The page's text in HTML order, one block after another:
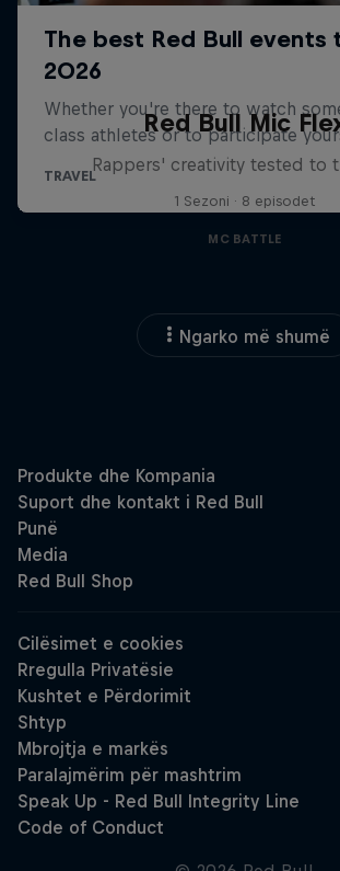
Red Bull Mic
Rappers' creativity tested to
1 Sezoni · 8 episodet
MC BATTLE
Ngarko më shumë